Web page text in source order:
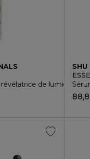
de lumière
SHU